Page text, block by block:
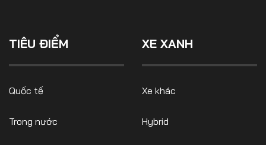
TIÊU ĐIỂM
Quốc tế
Trong nước
XE XANH
Xe khác
Hybrid